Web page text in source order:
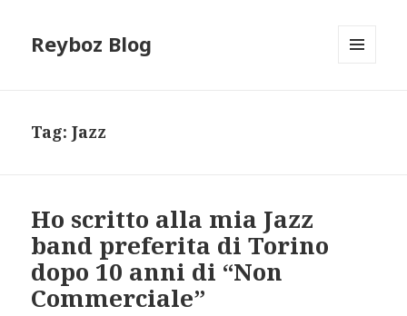
Reyboz Blog
Tag:Jazz
Ho scritto alla mia Jazz
band preferita di Torino
dopo 10 anni di “Non
Commerciale”